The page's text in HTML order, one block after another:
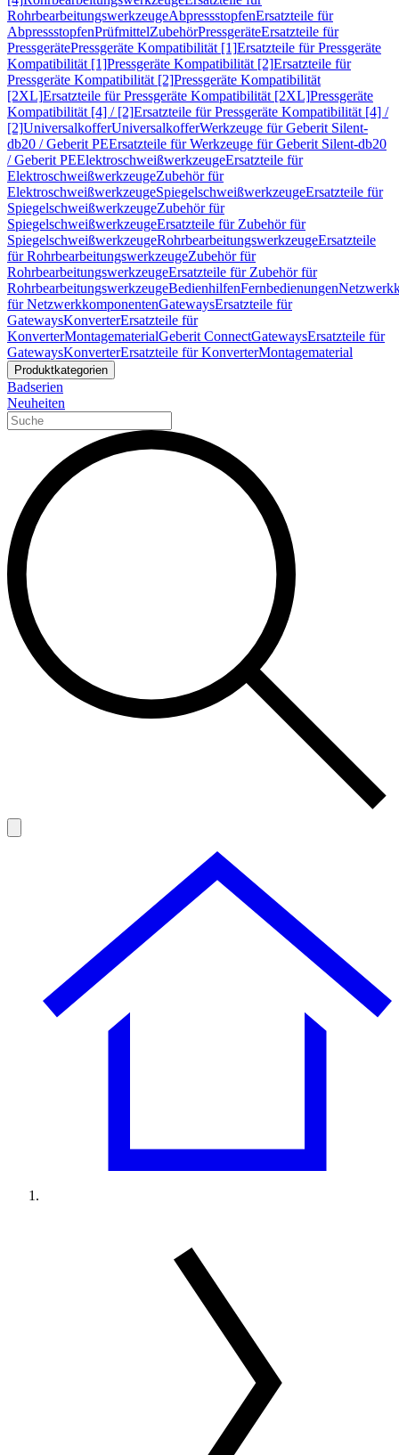
RohrbearbeitungswerkzeugeAbpressstopfenErsatzteile für
AbpressstopfenPrüfmittelZubehörPressgeräteErsatzteile für
PressgerätePressgeräte Kompatibilität [1]Ersatzteile für Pressgeräte
Kompatibilität [1]Pressgeräte Kompatibilität [2]Ersatzteile für
Pressgeräte Kompatibilität [2]Pressgeräte Kompatibilität
[2XL]Ersatzteile für Pressgeräte Kompatibilität [2XL]Pressgeräte
Kompatibilität [4] / [2]Ersatzteile für Pressgeräte Kompatibilität [4] /
[2]UniversalkofferUniversalkofferWerkzeuge für Geberit Silent-
db20 / Geberit PEErsatzteile für Werkzeuge für Geberit Silent-db20
/ Geberit PEElektroschweißwerkzeugeErsatzteile für
ElektroschweißwerkzeugeZubehör für
ElektroschweißwerkzeugeSpiegelschweißwerkzeugeErsatzteile für
SpiegelschweißwerkzeugeZubehör für
SpiegelschweißwerkzeugeErsatzteile für Zubehör für
SpiegelschweißwerkzeugeRohrbearbeitungswerkzeugeErsatzteile
für RohrbearbeitungswerkzeugeZubehör für
RohrbearbeitungswerkzeugeErsatzteile für Zubehör für
RohrbearbeitungswerkzeugeBedienhilfenFernbedienungen
für NetzwerkkomponentenGatewaysErsatzteile für
GatewaysKonverterErsatzteile für
KonverterMontagematerialGeberit ConnectGatewaysErsatzteile für
GatewaysKonverterErsatzteile für KonverterMontagematerial
Produktkategorien
Badserien
Neuheiten